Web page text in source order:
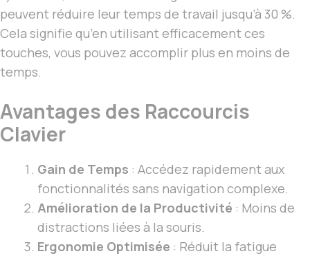
peuvent réduire leur temps de travail jusqu’à 30 %.
Cela signifie qu’en utilisant efficacement ces
touches, vous pouvez accomplir plus en moins de
temps.
Avantages des Raccourcis
Clavier
Gain de Temps : Accédez rapidement aux
fonctionnalités sans navigation complexe.
Amélioration de la Productivité : Moins de
distractions liées à la souris.
Ergonomie Optimisée : Réduit la fatigue